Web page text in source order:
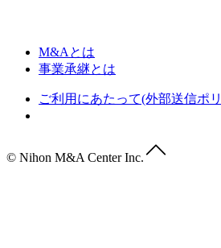
M&Aとは
事業承継とは
ご利用にあたって(外部送信ポ
© Nihon M&A Center Inc.